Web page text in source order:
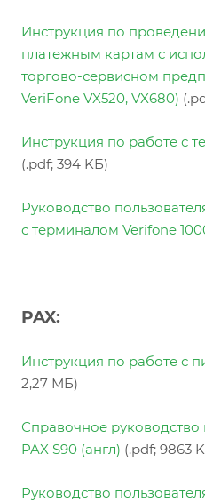
Инструкция по
платежным картам с
торгово-сервисном
VeriFone VX520, VX680)
Инструкция по работе с
(.pdf; 394 KБ)
Руководство
с терминалом Verifone
PAX:
Инструкция по работе с
2,27 МБ)
Справочное
PAX S90 (англ) (.pdf; 9863
Руководство